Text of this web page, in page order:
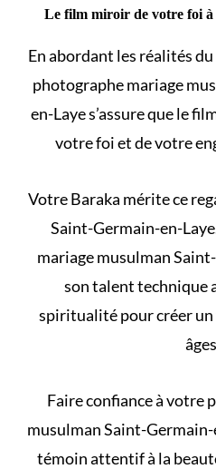
Le film miroir de votre foi
En abordant les réalités
photographe mariage
en-Laye s’assure que le
votre foi et de votre
Votre Baraka mérite ce
Saint-Germain-en-
mariage musulman
son talent technique
spiritualité pour créer
Faire confiance à votre
musulman Saint-Germain-
témoin attentif à la